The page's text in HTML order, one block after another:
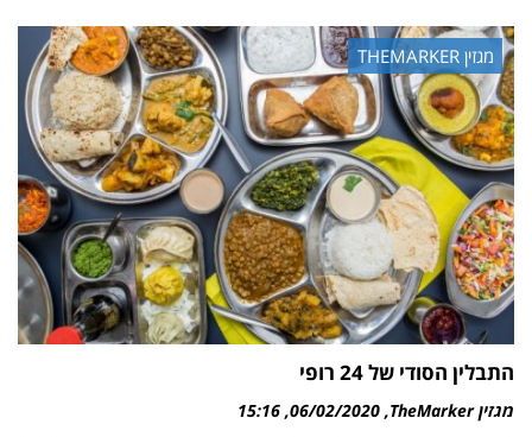
מגזין THEMARKER
התבלין הסודי של 24 רופי
מגזין TheMarker 06/02/2020
15:16